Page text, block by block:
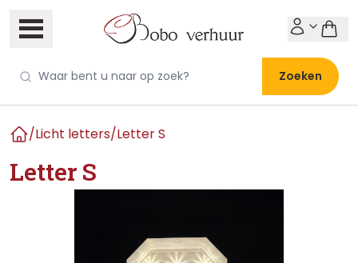
Zoeken
/Licht letters/Letter S
Letter S